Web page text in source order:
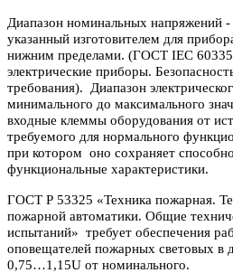
Диапазон номинальных напряжений
указанный изготовителем для
нижним пределами. (ГОСТ IEC
электрические приборы.
требования). Диапазон
минимального до максимального
входные клеммы оборудования от
требуемого для нормального
при котором оно сохраняет
функциональные характеристики.
ГОСТ Р 53325 «Техника пожарная.
пожарной автоматики. Общие
испытаний» требует обеспечения
оповещателей пожарных световых в
0,75…1,15U от номинального.